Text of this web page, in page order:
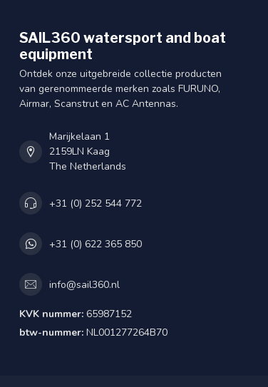
SAIL360 watersport and boat
equipment
Ontdek onze uitgebreide collectie producten
van gerenommeerde merken zoals FURUNO,
Airmar, Scanstrut en AC Antennas.
Marijkelaan 1
2159LN Kaag
The Netherlands
+31 (0) 252 544 772
+31 (0) 622 365 850
info@sail360.nl
KVK nummer: 65987152
btw-nummer: NL001277264B70